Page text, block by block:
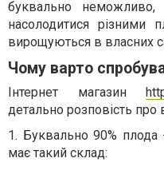
буквально
насолодитися різними
вирощуються в власних
Чому варто
Інтернет магазин
детально розповість про
1. Буквально 90%
має такий склад: